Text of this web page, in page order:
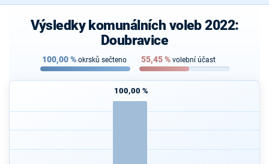
Výsledky komunálních voleb 2022:
Doubravice
100,00% okrsků sečteno 55,45% volební účast
100,00 %